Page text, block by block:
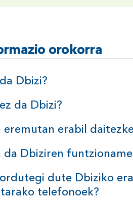
orokorra
Dbizi?
da Dbizi?
eremutan erabil
da Dbiziren
dute Dbiziko
telefonoek?